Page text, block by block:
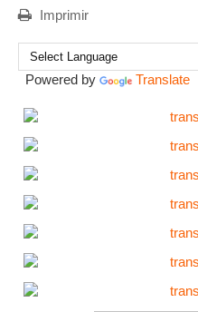
Imprimir
Powered by Translate